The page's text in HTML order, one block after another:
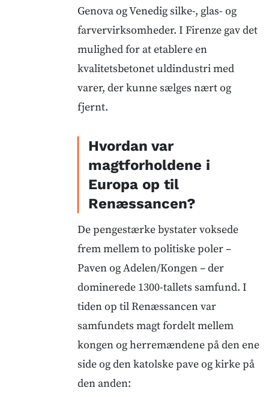
Genova og Venedig silke-, glas- og
farvervirksomheder. I Firenze gav det
mulighed for at etablere en
kvalitetsbetonet uldindustri med
varer, der kunne sælges nært og
fjernt.
Hvordan var
magtforholdene i
Europa op til
Renæssancen?
De pengestærke bystater voksede
frem mellem to politiske poler –
Paven og Adelen/Kongen – der
dominerede 1300-tallets samfund. I
tiden op til Renæssancen var
samfundets magt fordelt mellem
kongen og herremændene på den ene
side og den katolske pave og kirke på
den anden: